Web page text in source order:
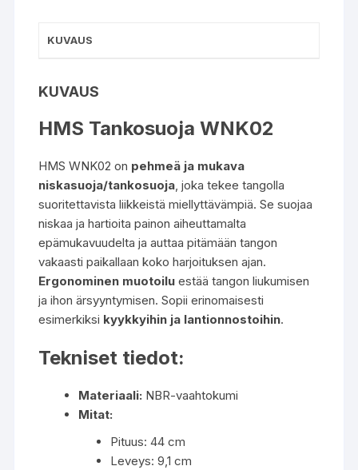
KUVAUS
KUVAUS
HMS Tankosuoja WNK02
HMS WNK02 on pehmeä ja mukava
niskasuoja/tankosuoja, joka tekee tangolla
suoritettavista liikkeistä miellyttävämpiä. Se suojaa
niskaa ja hartioita painon aiheuttamalta
epämukavuudelta ja auttaa pitämään tangon
vakaasti paikallaan koko harjoituksen ajan.
Ergonominen muotoilu estää tangon liukumisen
ja ihon ärsyyntymisen. Sopii erinomaisesti
esimerkiksi kyykkyihin ja lantionnostoihin.
Tekniset tiedot:
Materiaali: NBR-vaahtokumi
Mitat:
Pituus: 44 cm
Leveys: 9,1 cm